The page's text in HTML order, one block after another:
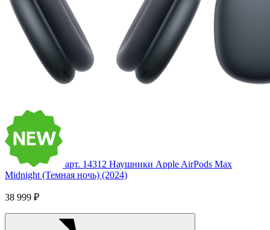
арт. 14312 Наушники Apple AirPods Max
Midnight (Темная ночь) (2024)
38 999 ₽